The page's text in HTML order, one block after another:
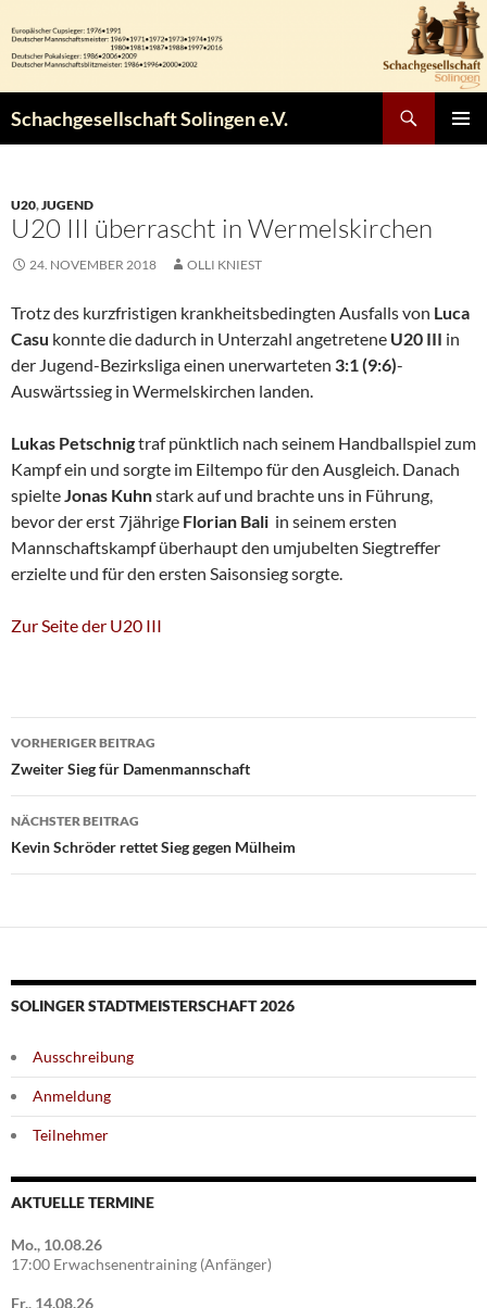
Inhalt
springen
Schachgesellschaft Solingen e.V.
U20,JUGEND
U20 III überrascht in Wermelskirchen
24. NOVEMBER 2018 OLLI KNIEST
Trotz des kurzfristigen krankheitsbedingten Ausfalls von Luca
Casu konnte die dadurch in Unterzahl angetretene U20 III in
der Jugend-Bezirksliga einen unerwarteten 3:1 (9:6)-
Auswärtssieg in Wermelskirchen landen.
Lukas Petschnigtraf pünktlich nach seinem Handballspiel zum
Kampf ein und sorgte im Eiltempo für den Ausgleich. Danach
spielteJonas Kuhnstark auf und brachte uns in Führung,
bevor der erst 7jährige Florian Bali in seinem ersten
Mannschaftskampf überhaupt den umjubelten Siegtreffer
erzielte und für den ersten Saisonsieg sorgte.
Zur Seite der U20 III
Beitragsnavigation
VORHERIGER BEITRAG
Zweiter Sieg für Damenmannschaft
NÄCHSTER BEITRAG
Kevin Schröder rettet Sieg gegen Mülheim
SOLINGER STADTMEISTERSCHAFT 2026
Ausschreibung
Anmeldung
Teilnehmer
AKTUELLE TERMINE
Mo., 10.08.26
17:00 Erwachsenentraining (Anfänger)
Fr., 14.08.26